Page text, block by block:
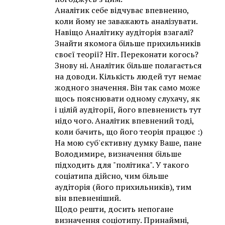
Аналітик себе відчуває впевненно,
коли йому не заважають аналізувати.
Навіщо Аналітику аудіторія взагалі?
Знайти якомога більше прихильників
своєї теорії? Ніт. Переконати когось?
Знову ні. Аналітик більше полагається
на доводи. Кількість людей тут немає
жодного значення. Він так само може
щось пояснювати одному слухачу, як
і цілій аудіторії, його впевненисть тут
нідо чого. Аналітик впевнений тоді,
коли бачить, що його теорія працює :)
На мою суб'єктивну думку Ваше, пане
Володимире, визначення більше
підходить для "політика". У такого
соціатипа дійсно, чим більше
аудіторія (його прихильників), тим
він впевненіший.
Щодо решти, досить непогане
визначення соціотипу. Принаймні,